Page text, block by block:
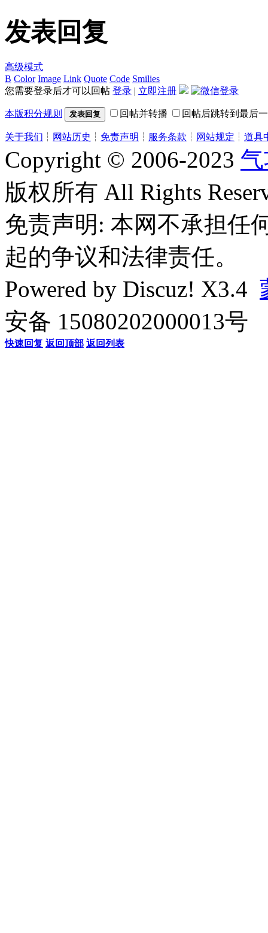
发表回复
高级模式
B Color Image Link Quote Code Smilies
您需要登录后才可以回帖 登录 | 立即注册
本版积分规则 发表回复 回帖并转播 回帖后跳转到最后
关于我们 ┆ 网站历史 ┆ 免责声明 ┆ 服务条款 ┆ 网站规定 ┆ 道具
Copyright © 2006-2023
版权所有 All Rights
免责声明: 本网不承担任
起的争议和法律责任。
Powered by Discuz! X3.4
安备 15080202000013号
快速回复 返回顶部 返回列表